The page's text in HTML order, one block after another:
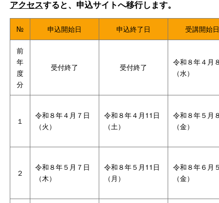
アクセスすると、 申込サイトへ移行します。
№ 申込開始日 申込終了日 受講開始日
前
年
度
分
受付終了 受付終了
令和８年４月
（水）
１
令和８年４月７日
（火）
令和８年４月11日
（土）
令和８年５月
（金）
２
令和８年５月７日
（木）
令和８年５月11日
（月）
令和８年６月
（金）